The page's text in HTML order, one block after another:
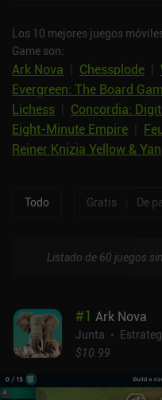
Los 10 mejores juegos
Game son:
Ark Nova Chessplode
Evergreen: The Board
Lichess
Concordia:
Eight-Minute Empire
Reiner Knizia Yellow &
Todo Gratis De
Listado de 60 juegos
#1 Ark Nova
Junta
$10.99